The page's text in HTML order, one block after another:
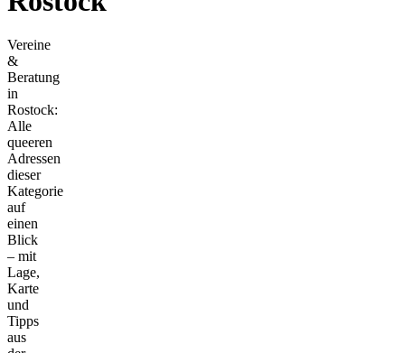
Vereine
&
Beratung
in
Rostock:
Alle
queeren
Adressen
dieser
Kategorie
auf
einen
Blick
– mit
Lage,
Karte
und
Tipps
aus